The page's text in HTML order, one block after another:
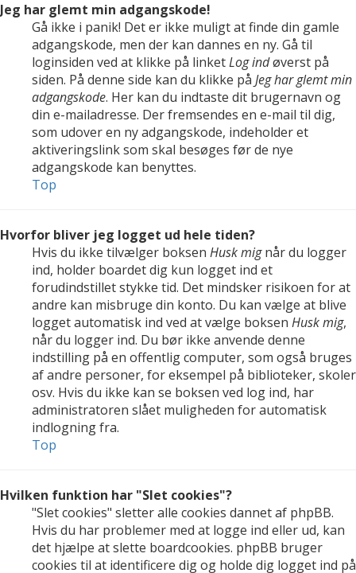
Jeg har glemt min adgangskode!
Gå ikke i panik! Det er ikke muligt at finde din gamle
adgangskode, men der kan dannes en ny. Gå til
loginsiden ved at klikke på linketLog indøverst på
siden. På denne side kan du klikke på Jeg har glemt min
adgangskode. Her kan du indtaste dit brugernavn og
din e-mailadresse. Der fremsendes en e-mail til dig,
som udover en ny adgangskode, indeholder et
aktiveringslink som skal besøges før de nye
adgangskode kan benyttes.
Top
Hvorfor bliver jeg logget ud hele tiden?
Hvis du ikke tilvælger boksen Husk mignår du logger
ind, holder boardet dig kun logget ind et
forudindstillet stykke tid. Det mindsker risikoen for at
andre kan misbruge din konto. Du kan vælge at blive
logget automatisk ind ved at vælge boksen Husk mig,
når du logger ind. Du bør ikke anvende denne
indstilling på en offentlig computer, som også bruges
af andre personer, for eksempel på biblioteker, skoler
osv. Hvis du ikke kan se boksen ved log ind, har
administratoren slået muligheden for automatisk
indlogning fra.
Top
Hvilken funktion har "Slet cookies"?
"Slet cookies" sletter alle cookies dannet af phpBB.
Hvis du har problemer med at logge ind eller ud, kan
det hjælpe at slette boardcookies. phpBB bruger
cookies til at identificere dig og holde dig logget ind på